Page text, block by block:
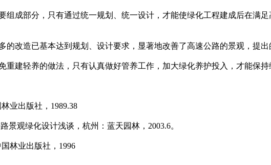
成部分，只有通过统一规划、统一设计，才能使绿化工程建成后在满
改造已基本达到规划、设计要求，显著地改善了高速公路的景观，提出
建轻养的做法，只有认真做好管养工作，加大绿化养护投入，才能保持
业出版社，1989.38
观绿化设计浅谈，杭州：蓝天园林，2003.6。
林业出版社，1996